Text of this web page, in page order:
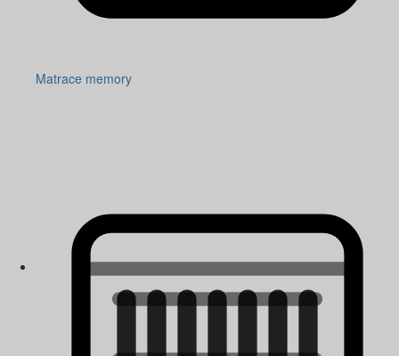
Matrace memory